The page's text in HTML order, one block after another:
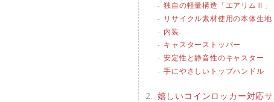
独自の軽量構造「エアリムⅡ」
リサイクル素材使用の本体生地
内装
キャスターストッパー
安定性と静音性のキャスター
手にやさしいトップハンドル
嬉しいコインロッカー対応